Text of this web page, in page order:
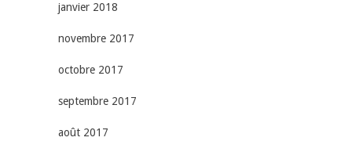
janvier 2018
novembre 2017
octobre 2017
septembre 2017
août 2017